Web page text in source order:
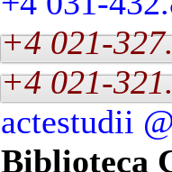
+4 021-
+4 021-
actestudii
Biblioteca